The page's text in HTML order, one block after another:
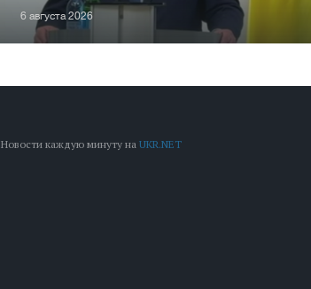
6 августа 2026
Новости каждую минуту наUKR.NET